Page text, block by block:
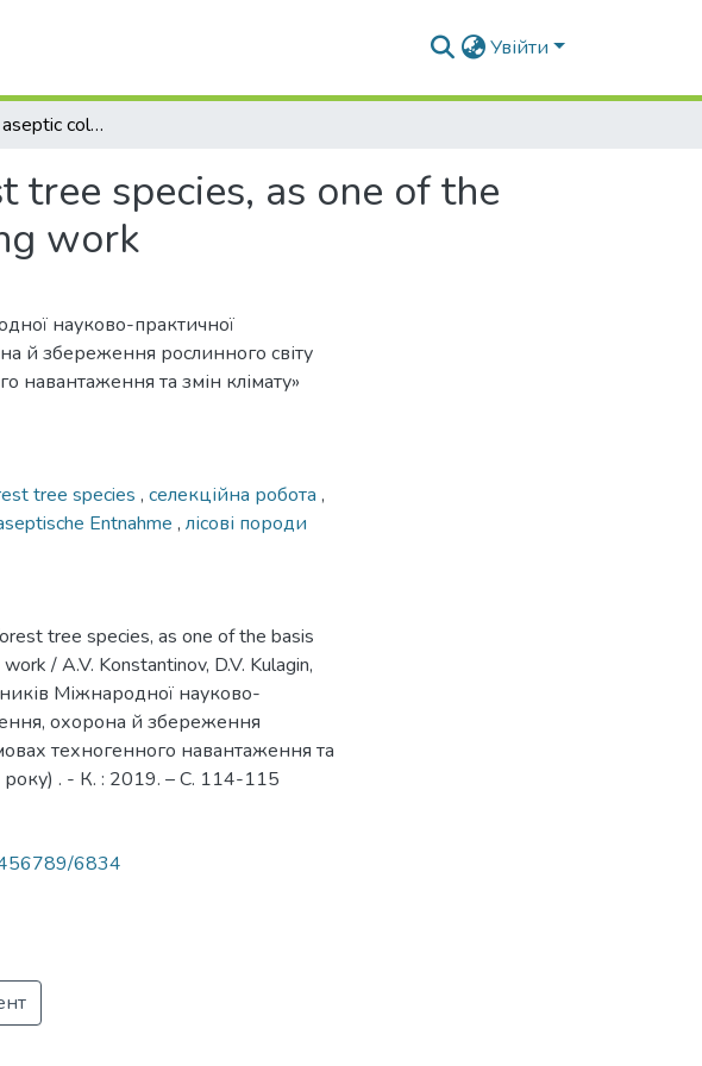
Увійти
Formation of an aseptic collection of forest tree species, as one of the basis for introducing the results of breeding work
species, as one of the
work
науково-практичної
й збереження рослинного світу
навантаження та змін клімату»
tree species , селекційна робота ,
Entnahme , лісові породи
tree species, as one of the basis
/ A.V. Konstantinov, D.V. Kulagin,
Міжнародної науково-
охорона й збереження
техногенного навантаження та
. - К. : 2019. – C. 114-115
6834